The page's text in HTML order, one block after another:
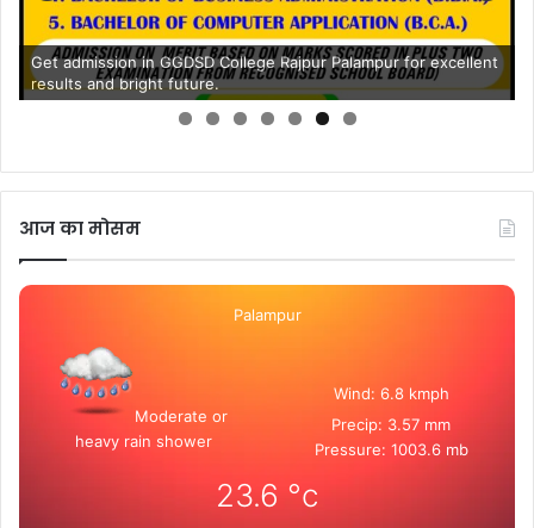
Get admission in GGDSD College Rajpur Palampur for excellent
results and bright future.
आज का मोसम
Palampur
Moderate or
heavy rain shower
Wind: 6.8 kmph
Precip: 3.57 mm
Pressure: 1003.6 mb
23.6 °c